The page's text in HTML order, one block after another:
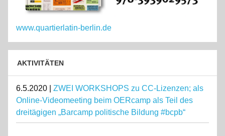
www.quartierlatin-berlin.de
AKTIVITÄTEN
6.5.2020 | ZWEI WORKSHOPS zu CC-Lizenzen; als
Online-Videomeeting beim OERcamp als Teil des
dreitägigen „Barcamp politische Bildung #bcpb“